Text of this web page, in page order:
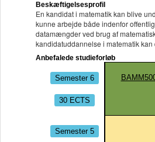
Beskæftigelsesprofil
En kandidat i matematik kan blive
kunne arbejde både indenfor
datamængder ved brug af
kandidatuddannelse i matematik
Anbefalede studieforløb
Semester 6
30 ECTS
Semester 5